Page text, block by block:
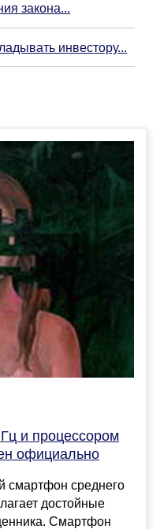
закона...
инвестору...
и процессором
официально
смартфон среднего
достойные
Смартфон